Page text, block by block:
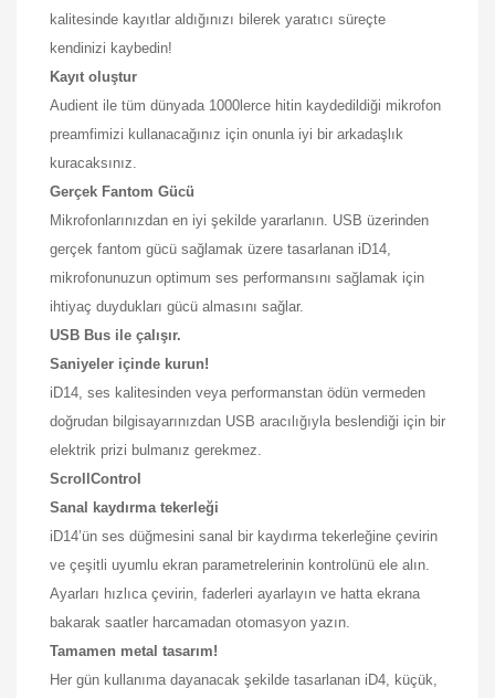
kalitesinde kayıtlar aldığınızı bilerek yaratıcı süreçte
kendinizi kaybedin!
Kayıt oluştur
Audient ile tüm dünyada 1000lerce hitin kaydedildiği mikrofon
preamfimizi kullanacağınız için onunla iyi bir arkadaşlık
kuracaksınız.
Gerçek Fantom Gücü
Mikrofonlarınızdan en iyi şekilde yararlanın. USB üzerinden
gerçek fantom gücü sağlamak üzere tasarlanan iD14,
mikrofonunuzun optimum ses performansını sağlamak için
ihtiyaç duydukları gücü almasını sağlar.
USB Bus ile çalışır.
Saniyeler içinde kurun!
iD14, ses kalitesinden veya performanstan ödün vermeden
doğrudan bilgisayarınızdan USB aracılığıyla beslendiği için bir
elektrik prizi bulmanız gerekmez.
ScrollControl
Sanal kaydırma tekerleği
iD14’ün ses düğmesini sanal bir kaydırma tekerleğine çevirin
ve çeşitli uyumlu ekran parametrelerinin kontrolünü ele alın.
Ayarları hızlıca çevirin, faderleri ayarlayın ve hatta ekrana
bakarak saatler harcamadan otomasyon yazın.
Tamamen metal tasarım!
Her gün kullanıma dayanacak şekilde tasarlanan iD4, küçük,